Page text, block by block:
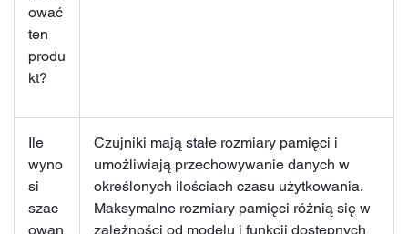
ować
ten
produ
kt?
Ile
wyno
si
szac
owan
Czujniki mają stałe rozmiary pamięci i
umożliwiają przechowywanie danych w
określonych ilościach czasu użytkowania.
Maksymalne rozmiary pamięci różnią się w
zależności od modelu i funkcji dostępnych